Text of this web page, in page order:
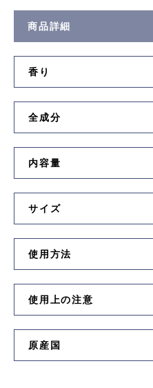
商品詳細
香り
全成分
内容量
サイズ
使用方法
使用上の注意
原産国